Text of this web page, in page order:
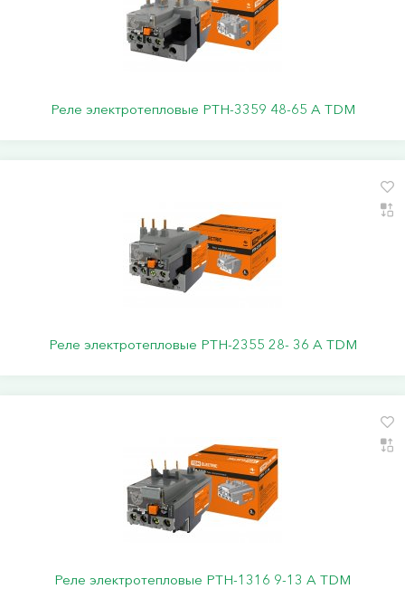
Реле электротепловые РТН-3359 48-65 А TDM
Реле электротепловые РТН-2355 28- 36 А TDM
Реле электротепловые РТН-1316 9-13 А TDM